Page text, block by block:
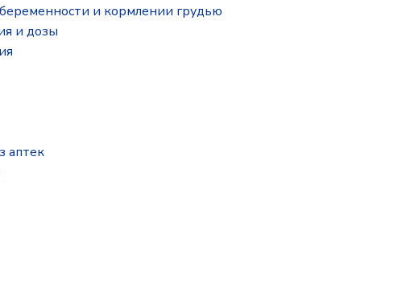
и кормлении грудью
и дозы
аптек